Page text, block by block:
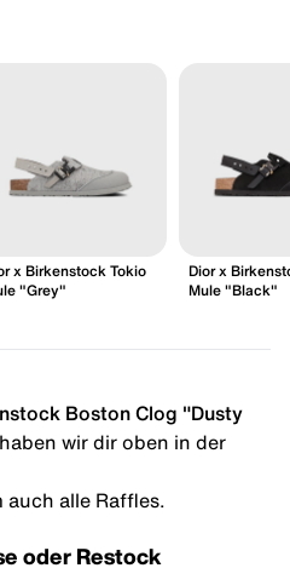
x Birkenstock Tokio
"Grey"
Dior x
Mule "Black"
Boston Clog "Dusty
wir dir oben in der
alle Raffles.
oder Restock